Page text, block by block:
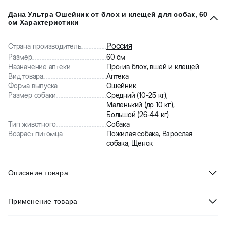
Дана Ультра Ошейник от блох и клещей для собак, 60
см Характеристики
Страна производитель Россия
Размер
60 см
Назначение аптеки
Против блох, вшей и клещей
Вид товара
Аптека
Форма выпуска
Ошейник
Размер собаки
Средний (10-25 кг),
Маленький (до 10 кг),
Большой (26-44 кг)
Тип животного
Собака
Возраст питомца
Пожилая собака, Взрослая
собака, Щенок
Описание товара
Противопаразитарный ошейник защищает собак от нападения
Применение товара